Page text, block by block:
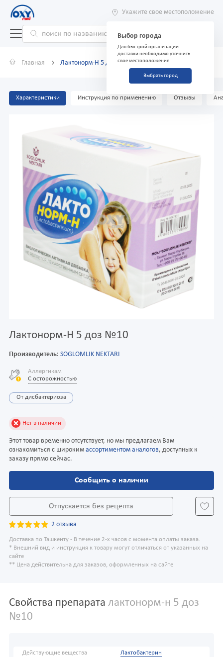
Укажите свое местоположение
Выбор города
Для быстрой организации
доставки необходимо уточнить
свое местоположение
Выбрать город
Главная Лактонорм-Н 5 доз №10
Характеристики Инструкция по применению Отзывы
Лактонорм-Н 5 доз №10
Производитель: SOGLOMLIK NEKTARI
Аллергикам
С осторожностью
От дисбактериоза
Нет в наличии
Этот товар временно отсутствует, но мы предлагаем Вам
ознакомиться с широким ассортиментом аналогов, доступных к
заказу прямо сейчас.
Сообщить о наличии
Отпускается без рецепта
2 отзыва
Доставка по Ташкенту - В течение 2-х часов с момента оплаты заказа.
* Внешний вид и инструкция к товару могут отличаться от указанных на
сайте
** Цена действительна для заказов, оформленных на сайте
Свойства препарата лактонорм-н 5 доз
№10
Действующие вещества Лактобактерин